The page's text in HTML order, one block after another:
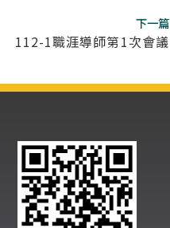
下一篇
112-1職涯導師第1次會議